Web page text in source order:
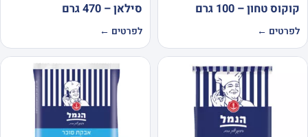
קוקוס טחון – 100 גרם
לפרטים ←
סילאן – 470 גרם
לפרטים ←